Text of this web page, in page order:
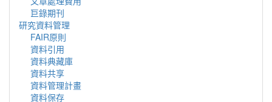
巨錄期刊
研究資料管理
FAIR原則
資料引用
資料典藏庫
資料共享
資料管理計畫
資料保存